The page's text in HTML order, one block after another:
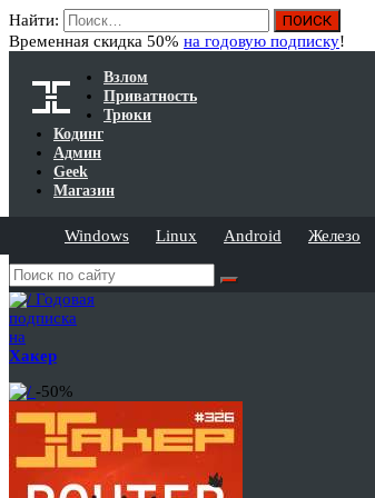
Найти:
Временная скидка 50% на годовую подписку!
Взлом
Приватность
Трюки
Кодинг
Админ
Geek
Магазин
Windows Linux Android Железо
Годовая
подписка
на
Хакер
-50%